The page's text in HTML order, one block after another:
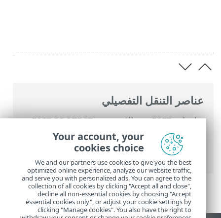
عناصر التنقل التفصيلي
تعليمات ESET عبر الإنترنت >
ESET PROTECT
>
استخدام ‎ESET PROTECT
>
موفرات ESET
PROTECT للخدمات المدارة
>عملية النشر لـ
MSP
> النشر المحلي للعامل
Your account, your
cookies choice
We and our partners use cookies to give you the best
optimized online experience, analyze our website traffic,
and serve you with personalized ads. You can agree to the
collection of all cookies by clicking "Accept all and close",
decline all non-essential cookies by choosing "Accept
essential cookies only", or adjust your cookie settings by
clicking "Manage cookies". You also have the right to